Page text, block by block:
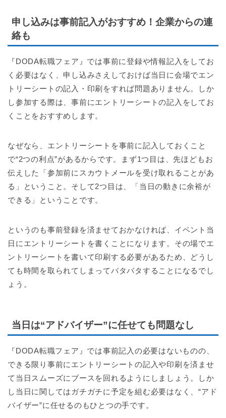
申し込みは事前記入がおすすめ！企業からの連
絡も
『DODA転職フェア』では事前に登録や情報記入をしてお
く必要はなく、申し込みさえしておけば当日に会場でエン
トリーシートの記入・印刷をすれば問題ありません。しか
し参加する際は、事前にエントリーシートの記入をしてお
くことをおすすめします。
なぜなら、エントリーシートを事前に記入しておくこと
で“2つの利点”があるからです。まず1つ目は、先ほどもお
伝えした「参加前にスカウトメールを受け取れることがあ
る」ということ。そして2つ目は、「当日の動きに余裕が
できる」ということです。
というのも事前登録を済ませておかなければ、イベント当
日にエントリーシートを書くことになります。その場でエ
ントリーシートを書いて印刷する必要があるため、どうし
ても時間を取られてしまってバタバタすることになるでし
ょう。
当日は“アドバイザー”に任せても問題なし
『DODA転職フェア』では事前記入の必要はないものの、
できる限り事前にエントリーシートの記入や印刷を済ませ
て当日スムーズにブースを回れるようにしましょう。しか
し当日に関してはガチガチに予定を組む必要はなく、“アド
バイザー”に任せるのもひとつの手です。